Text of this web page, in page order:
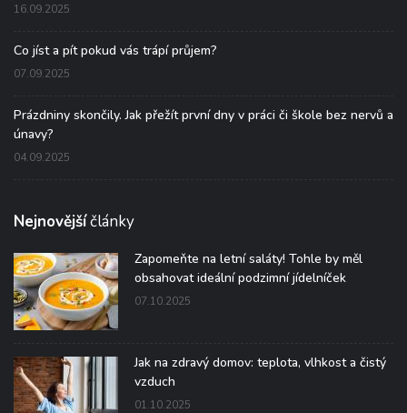
16.09.2025
Co jíst a pít pokud vás trápí průjem?
07.09.2025
Prázdniny skončily. Jak přežít první dny v práci či škole bez nervů a
únavy?
04.09.2025
Nejnovějšíčlánky
Zapomeňte na letní saláty! Tohle by měl
obsahovat ideální podzimní jídelníček
07.10.2025
Jak na zdravý domov: teplota, vlhkost a čistý
vzduch
01.10.2025